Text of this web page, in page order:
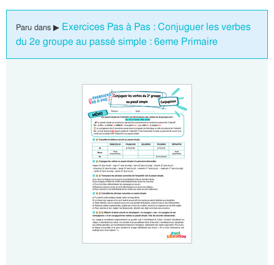
Paru dans ▶ Exercices Pas à Pas : Conjuguer les verbes
du 2e groupe au passé simple : 6eme Primaire